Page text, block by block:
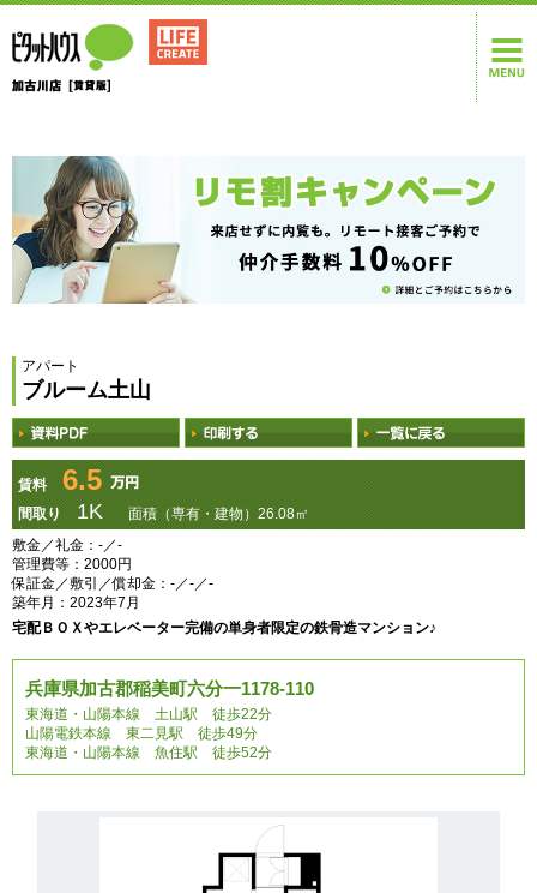
アパート
ブルーム土山
賃料 6.5
間取り 1K
面積（専有・建物）26.08㎡
敷金／礼金：-／-
管理費等：2000円
保証金／敷引／償却金：-／-／-
築年月：2023年7月
宅配ＢＯＸやエレベーター完備の単身者限定の鉄骨造マンション♪
兵庫県加古郡稲美町六分一1178-110
東海道・山陽本線 土山駅 徒歩22分
山陽電鉄本線 東二見駅 徒歩49分
東海道・山陽本線 魚住駅 徒歩52分